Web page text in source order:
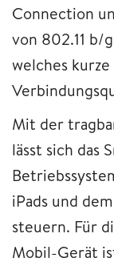
Connection
von 802.11 b/
welches
Mit der
lässt sich das
iPads und
steuern. Für
Mobil-Gerät